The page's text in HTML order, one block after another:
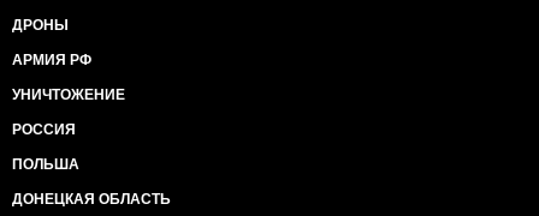
ДРОНЫ
АРМИЯ РФ
УНИЧТОЖЕНИЕ
РОССИЯ
ПОЛЬША
ДОНЕЦКАЯ ОБЛАСТЬ